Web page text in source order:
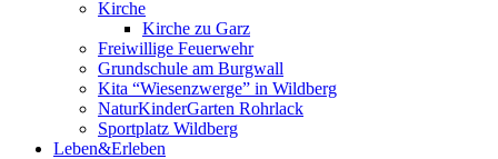
Kirche
Kirche zu Garz
Freiwillige Feuerwehr
Grundschule am Burgwall
Kita “Wiesenzwerge” in Wildberg
NaturKinderGarten Rohrlack
Sportplatz Wildberg
Leben&Erleben